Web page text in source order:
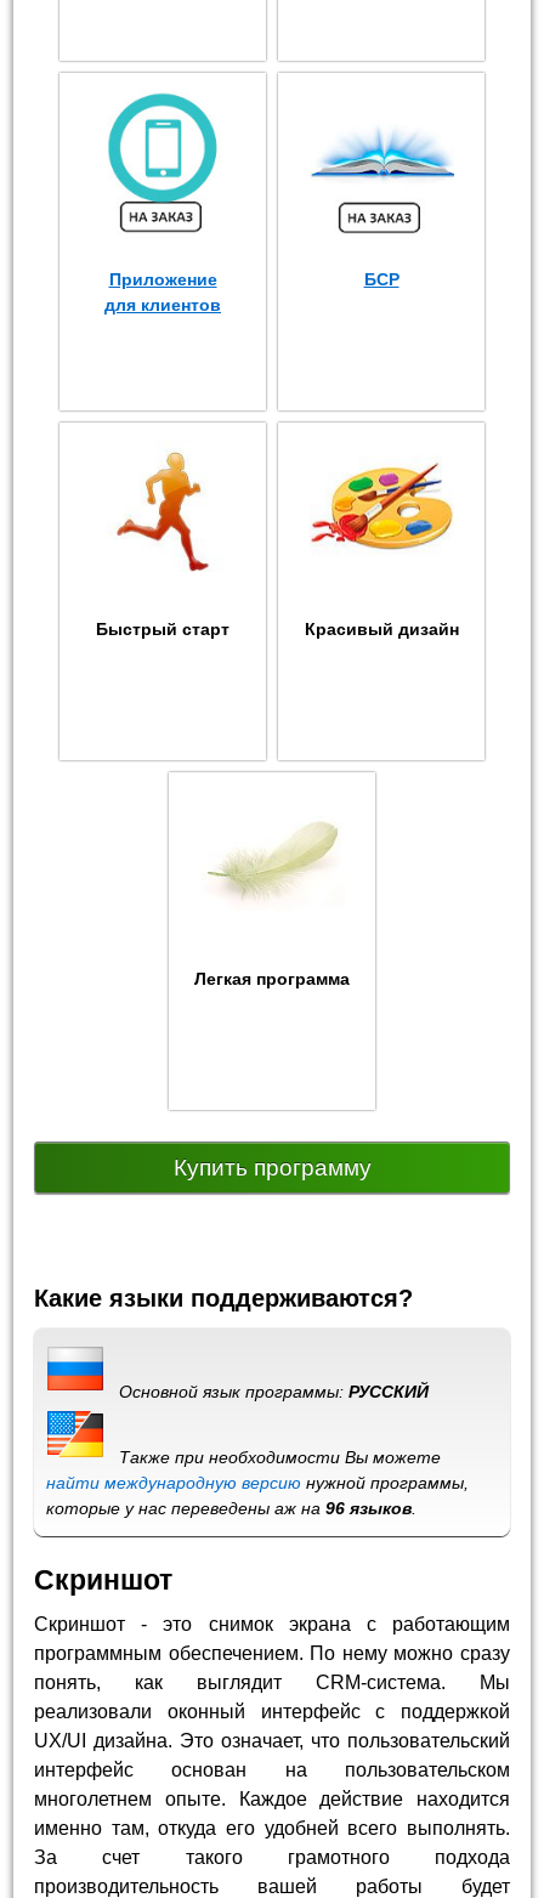
Приложение
для клиентов
БСР
Быстрый старт Красивый дизайн
Легкая программа
Купить программу
Какие языки поддерживаются?
Основной язык программы:РУССКИЙ
Также при необходимости Вы можете
найти международную версию нужной программы,
которые у нас переведены аж на96 языков
Скриншот
Скриншот - это снимок экрана с работающим
программным обеспечением. По нему можно сразу
понять, как выглядит CRM-система. Мы
реализовали оконный интерфейс с поддержкой
UX/UI дизайна. Это означает, что пользовательский
интерфейс основан на пользовательском
многолетнем опыте. Каждое действие находится
именно там, откуда его удобней всего выполнять.
За счет такого грамотного подхода
производительность вашей работы будет